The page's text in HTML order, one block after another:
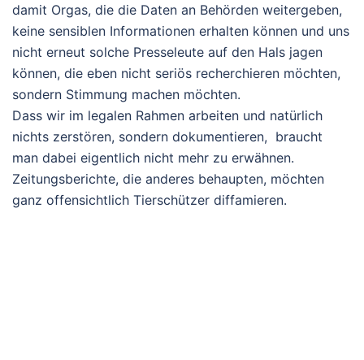
damit Orgas, die die Daten an Behörden weitergeben,
keine sensiblen Informationen erhalten können und uns
nicht erneut solche Presseleute auf den Hals jagen
können, die eben nicht seriös recherchieren möchten,
sondern Stimmung machen möchten.
Dass wir im legalen Rahmen arbeiten und natürlich
nichts zerstören, sondern dokumentieren, braucht
man dabei eigentlich nicht mehr zu erwähnen.
Zeitungsberichte, die anderes behaupten, möchten
ganz offensichtlich Tierschützer diffamieren.